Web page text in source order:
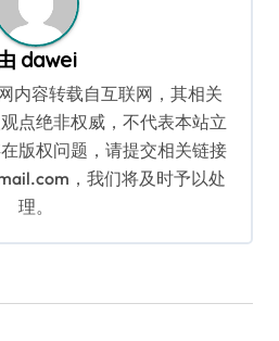
dawei
内容转载自互联网，其相关
点绝非权威，不代表本站立
版权问题，请提交相关链接
，我们将及时予以处
理。